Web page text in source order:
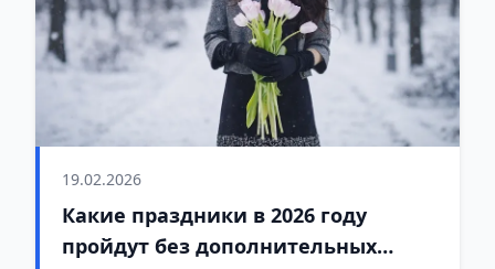
19.02.2026
Какие праздники в 2026 году
пройдут без дополнительных